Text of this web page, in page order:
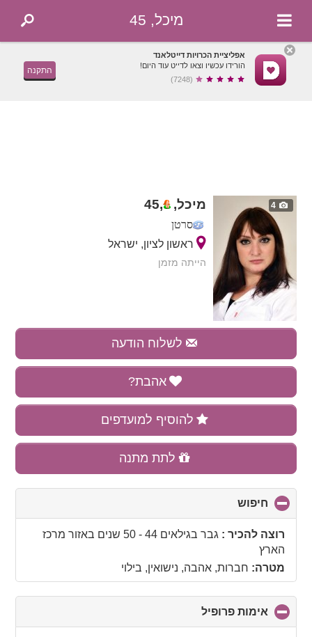
מיכל, 45
אפליציית הכרויות דייטלאנד
הורידו עכשיו וצאו לדייט עוד היום!
(7248)
התקנה
4 מיכל, ,
45
סרטן
ראשון לציון, ישראל
הייתה מזמן
לשלוח הודעה
אהבת?
להוסיף למועדפים
לתת מתנה
חיפוש
to
collapseרוצה להכיר : גבר בגילאים 44 - 50 שנים באזור מרכז
הארץ
מטרה: חברות, אהבה, נישואין, בילוי
אימות פרופיל
to